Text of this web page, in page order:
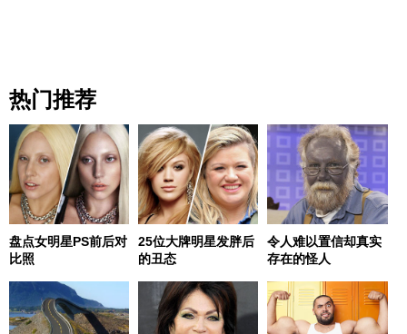
热门推荐
盘点女明星PS前后对
比照
25位大牌明星发胖后
的丑态
令人难以置信却真实
存在的怪人